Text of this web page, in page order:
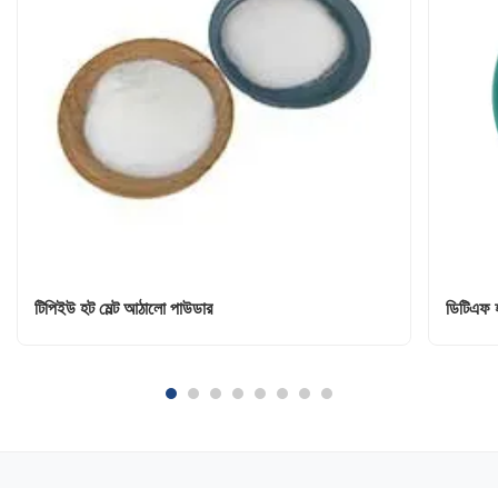
টিপিইউ হট মেল্ট আঠালো পাউডার ডিটিএফ